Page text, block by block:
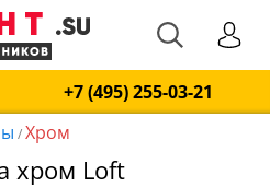
+7 (495) 255-03-21
/Хром
хром Loft